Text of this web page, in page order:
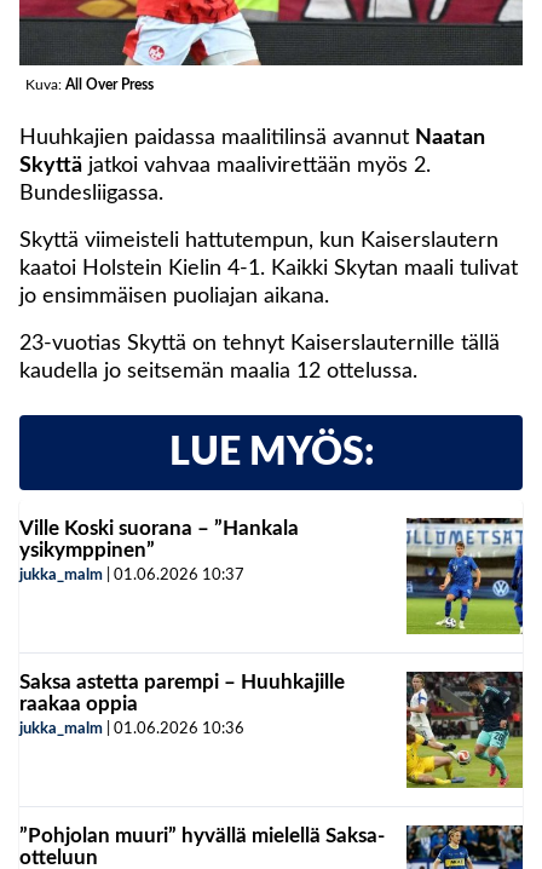
Kuva: All Over Press
Huuhkajien paidassa maalitilinsä avannut Naatan
Skyttä jatkoi vahvaa maalivirettään myös 2.
Bundesliigassa.
Skyttä viimeisteli hattutempun, kun Kaiserslautern
kaatoi Holstein Kielin 4-1. Kaikki Skytan maali tulivat
jo ensimmäisen puoliajan aikana.
23-vuotias Skyttä on tehnyt Kaiserslauternille tällä
kaudella jo seitsemän maalia 12 ottelussa.
LUE MYÖS:
Ville Koski suorana – ”Hankala
ysikymppinen”
jukka_malm 01.06.2026 10:37
Saksa astetta parempi – Huuhkajille
raakaa oppia
jukka_malm 01.06.2026 10:36
”Pohjolan muuri” hyvällä mielellä Saksa-
otteluun